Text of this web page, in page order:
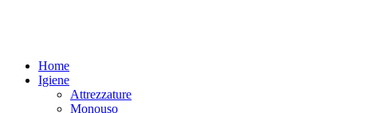
Home
Igiene
Attrezzature
Monouso